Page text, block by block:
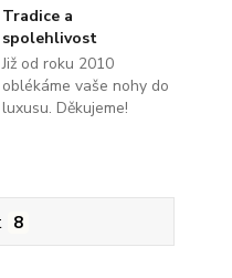
Tradice a
spolehlivost
Již od roku 2010
oblékáme vaše nohy do
luxusu. Děkujeme!
8